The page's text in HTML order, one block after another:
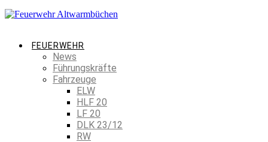
FEUERWEHR
News
Führungskräfte
Fahrzeuge
ELW
HLF 20
LF 20
DLK 23/12
RW